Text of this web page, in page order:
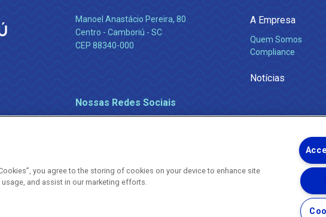
Manoel Anastácio Pereira, 80
Centro - Camboriú - SC
CEP 88340-000
Nossas Redes Sociais
A Empresa
Quem Somos
Compliance
Notícias
Copyright ® 2026 - Todos os Direitos
you agree to the storing of cookies on your device to enhance site
and assist in our marketing efforts.